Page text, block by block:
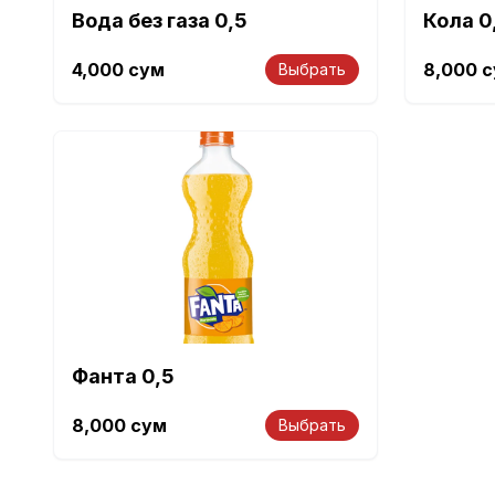
Вода без газа 0,5
4,000 сум Выбрать
Кола
8,000
Фанта 0,5
8,000 сум Выбрать